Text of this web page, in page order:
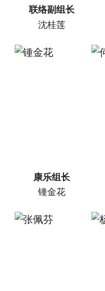
联络副组长
沈桂莲
康乐组长
锺金花